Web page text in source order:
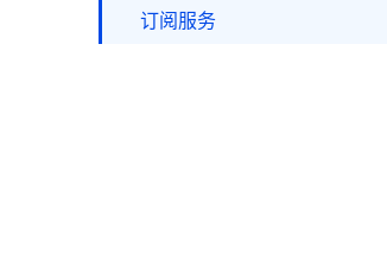
功能更新日志
订阅服务